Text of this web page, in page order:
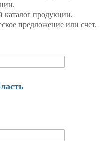
каталог продукции.
предложение или счет.